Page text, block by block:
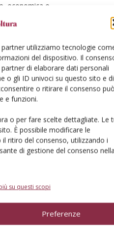
utilizziamo tecnologie
del dispositivo. Il
di elaborare dati personali
o gli ID univoci su questo sito e di
o ritirare il consenso può
e funzioni.
o per fare scelte dettagliate. Le
È possibile modificare le
ritiro del consenso, utilizzando i
di gestione del consenso nella
su questi scopi
Preferenze
economica e